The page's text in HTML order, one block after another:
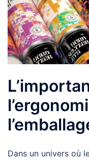
Dans un univers où